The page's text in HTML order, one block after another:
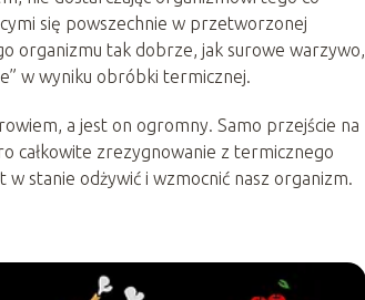
się powszechnie w przetworzonej
organizmu tak dobrze, jak surowe warzywo,
w wyniku obróbki termicznej.
a jest on ogromny. Samo przejście na
całkowite zrezygnowanie z termicznego
stanie odżywić i wzmocnić nasz organizm.